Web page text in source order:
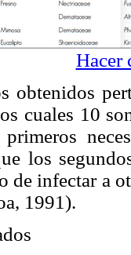
Hacer
obtenidos
cuales 10
los
de infectar a
1991).